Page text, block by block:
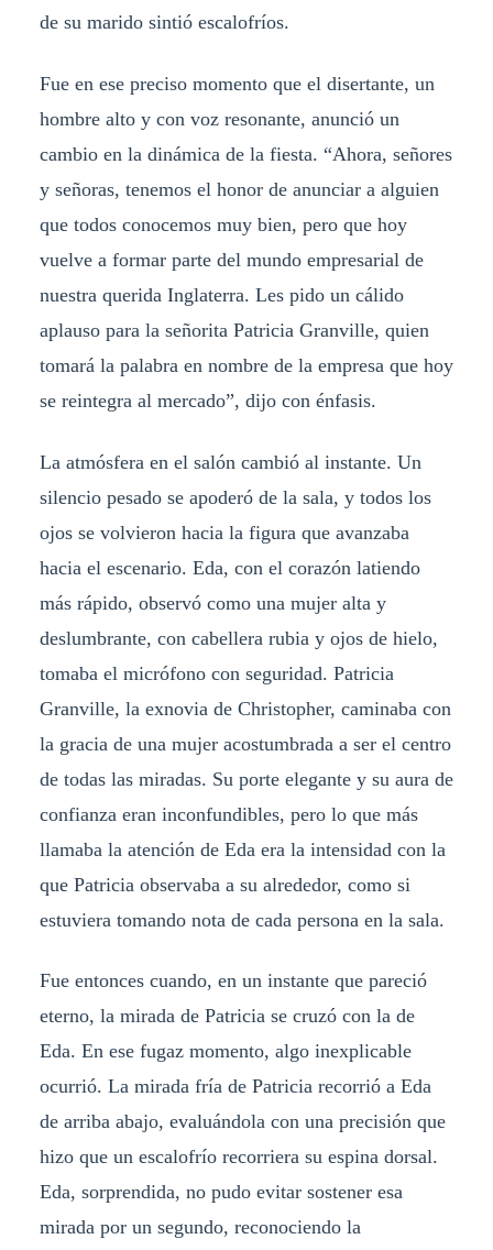
de su marido sintió escalofríos.
Fue en ese preciso momento que el disertante, un
hombre alto y con voz resonante, anunció un
cambio en la dinámica de la fiesta. “Ahora, señores
y señoras, tenemos el honor de anunciar a alguien
que todos conocemos muy bien, pero que hoy
vuelve a formar parte del mundo empresarial de
nuestra querida Inglaterra. Les pido un cálido
aplauso para la señorita Patricia Granville, quien
tomará la palabra en nombre de la empresa que hoy
se reintegra al mercado”, dijo con énfasis.
La atmósfera en el salón cambió al instante. Un
silencio pesado se apoderó de la sala, y todos los
ojos se volvieron hacia la figura que avanzaba
hacia el escenario. Eda, con el corazón latiendo
más rápido, observó como una mujer alta y
deslumbrante, con cabellera rubia y ojos de hielo,
tomaba el micrófono con seguridad. Patricia
Granville, la exnovia de Christopher, caminaba con
la gracia de una mujer acostumbrada a ser el centro
de todas las miradas. Su porte elegante y su aura de
confianza eran inconfundibles, pero lo que más
llamaba la atención de Eda era la intensidad con la
que Patricia observaba a su alrededor, como si
estuviera tomando nota de cada persona en la sala.
Fue entonces cuando, en un instante que pareció
eterno, la mirada de Patricia se cruzó con la de
Eda. En ese fugaz momento, algo inexplicable
ocurrió. La mirada fría de Patricia recorrió a Eda
de arriba abajo, evaluándola con una precisión que
hizo que un escalofrío recorriera su espina dorsal.
Eda, sorprendida, no pudo evitar sostener esa
mirada por un segundo, reconociendo la